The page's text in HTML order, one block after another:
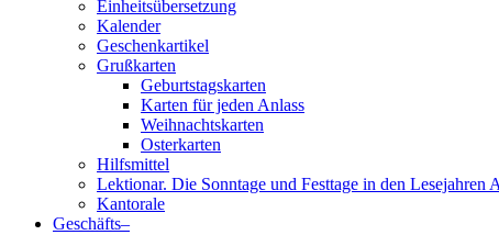
gGmbH
Einheitsübersetzung
Kalender
Geschenkartikel
Grußkarten
Geburtstagskarten
Karten für jeden Anlass
Weihnachtskarten
Osterkarten
Hilfsmittel
Lektionar. Die Sonntage und Festtage in den
Kantorale
Geschäfts­–